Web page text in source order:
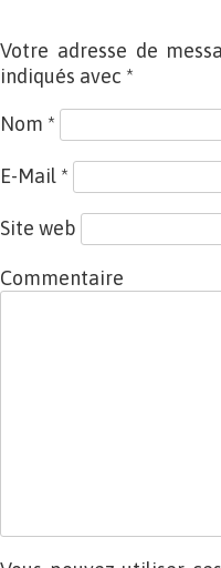
Votre adresse de
indiqués avec *
Nom *
E-Mail *
Site web
Commentaire